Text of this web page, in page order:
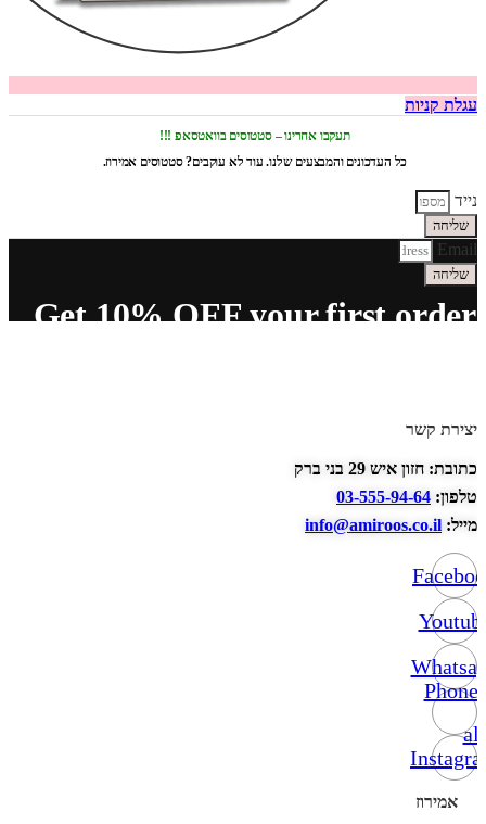
עגלת קניות
תעקבו אחרינו – סטטוסים בוואטסאפ !!!
כל העדכונים והמבצעים שלנו. עוד לא עוקבים? סטטוסים אמירוז.
נייד
שליחה
Email
שליחה
Get 10% OFF your first order
יצירת קשר
כתובת: חזון איש 29 בני ברק
טלפון: 03-555-94-64
מייל: info@amiroos.co.il
Phone-
alt
אמירוז